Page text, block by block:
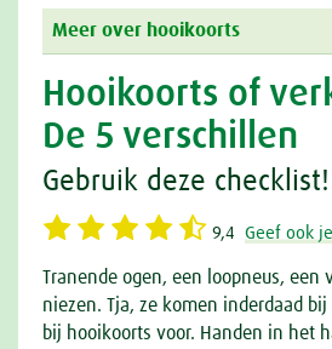
Meer over hooikoorts
Hooikoorts of
De 5 verschillen
Gebruik deze checklist!
9,4 Geef ook
Tranende ogen, een loopneus, een
niezen. Tja, ze komen inderdaad
bij hooikoorts voor. Handen in het